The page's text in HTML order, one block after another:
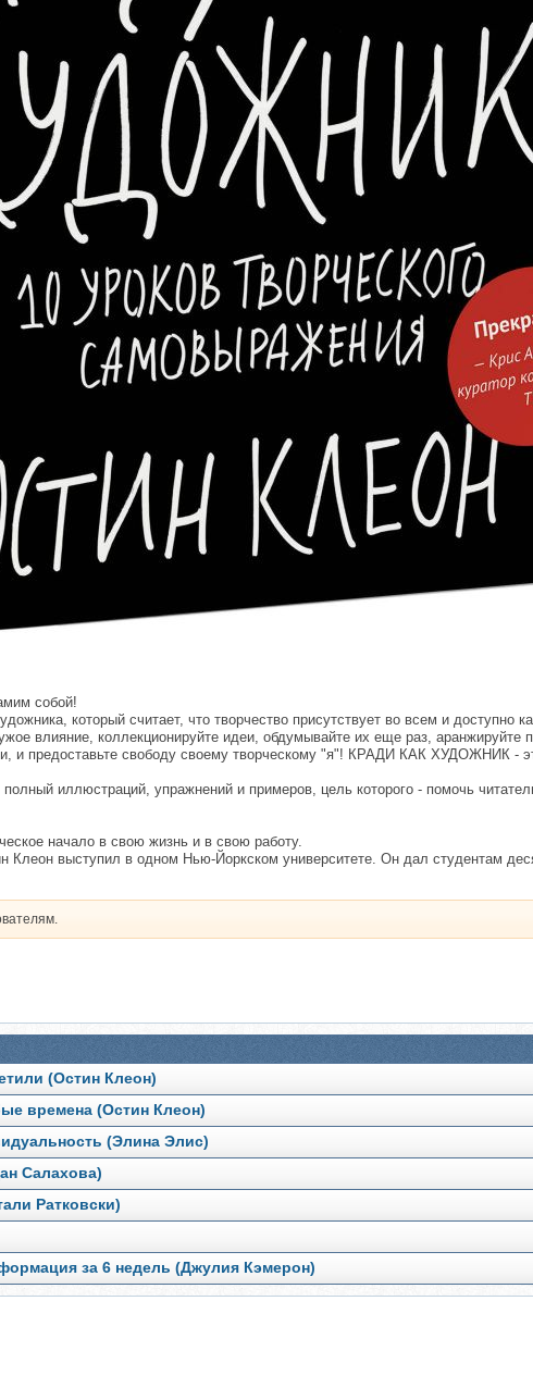
собой!
который считает, что творчество присутствует во всем и доступно
влияние, коллекционируйте идеи, обдумывайте их еще раз, аранжируйте
и предоставьте свободу своему творческому "я"! КРАДИ КАК ХУДОЖНИК -
иллюстраций, упражнений и примеров, цель которого - помочь
начало в свою жизнь и в свою работу.
Клеон выступил в одном Нью-Йоркском университете. Он дал студентам
(Остин Клеон)
времена (Остин Клеон)
(Элина Элис)
Салахова)
Ратковски)
за 6 недель (Джулия Кэмерон)